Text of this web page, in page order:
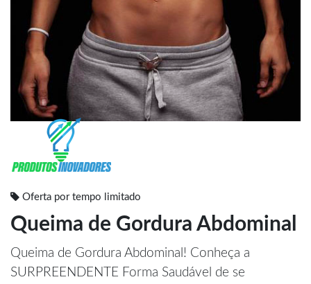
Oferta por tempo limitado
Queima de Gordura Abdominal
Queima de Gordura Abdominal! Conheça a
SURPREENDENTE Forma Saudável de se